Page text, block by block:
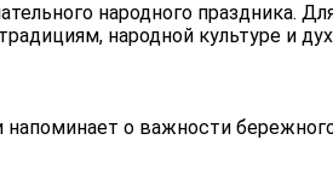
народного праздника.
народной культуре и
напоминает о важности